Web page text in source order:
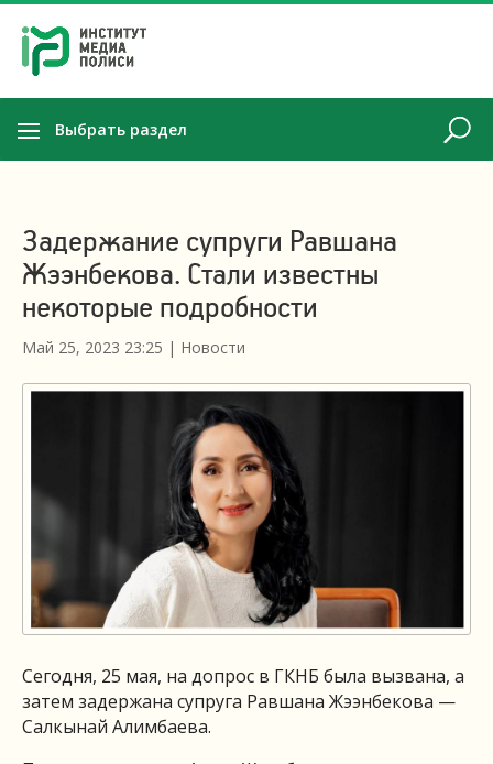
Выбрать раздел
Задержание супруги Равшана
Жээнбекова. Стали известны
некоторые подробности
Май 25, 2023 23:25 | Новости
Сегодня, 25 мая, на допрос в ГКНБ была вызвана, а
затем задержана супруга Равшана Жээнбекова —
Салкынай Алимбаева.